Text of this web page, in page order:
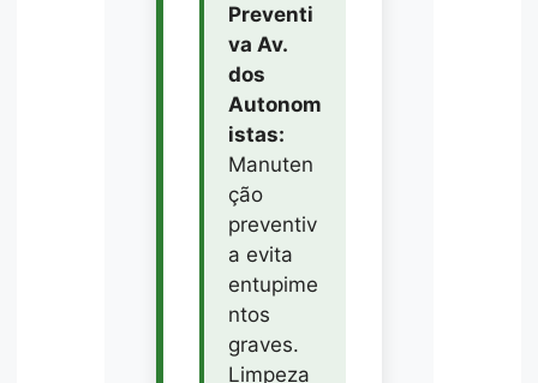
Preventi
va Av.
dos
Autonom
istas:
Manuten
ção
preventiv
a evita
entupime
ntos
graves.
Limpeza